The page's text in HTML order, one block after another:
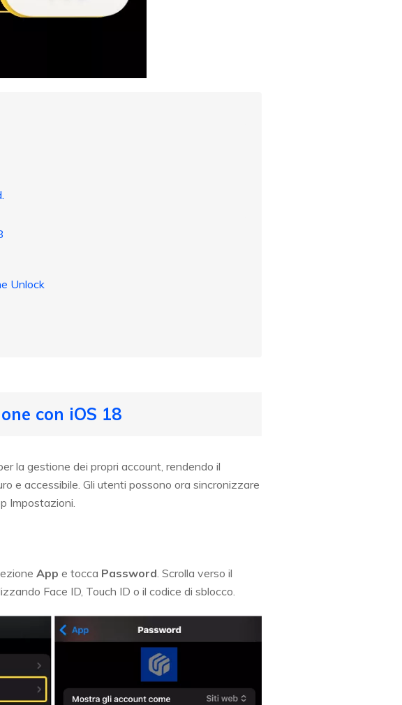
Unlock
con iOS 18
la gestione dei propri account, rendendo il
e accessibile. Gli utenti possono ora sincronizzare
Impostazioni.
App e tocca Password. Scrolla verso il
Face ID, Touch ID o il codice di sblocco.